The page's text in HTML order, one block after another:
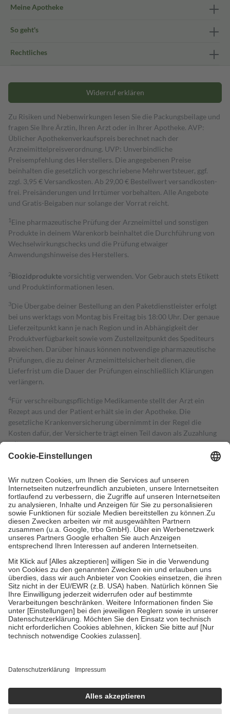
Meine Apotheke
So geht's
Rechtliches
Widerruf erklären
Zu Risiken und Nebenwirkungen lesen Sie die Packungsbeilage und
fragen Sie Ihre Ärztin, Ihren Arzt oder in Ihrer Apotheke. AVP:
Üblicher Apothekenverkaufspreis berechnet nach der
Arzneimittelpreisverordnung. UVP: Unverbindliche
Preisempfehlung des Herstellers. Die angegebenen Preise
beinhalten die gesetzlich vorgeschriebene Mehrwertsteuer, ggf.
zzgl. 3,95 € Versandkosten. Ab 29,00 € Bestell­wert versand­kosten­
frei. Preisänderungen und Irrtümer vorbehalten. Alle Angebote
und Gratis-Beigaben nur solange der Vorrat reicht.
1 Eine pharmazeutische Prüfung der Arzneimittel und sonstigen
Produkte in deinem Warenkorb beinhaltet die Durchführung von
Wechselwirkungschecks und die Prüfung etwaiger
Anwendungshinweise des Herstellers.
2Biozidproduktevorsichtig verwenden. Vor Gebrauch stets Etikett
und Produktinformationen lesen.
3Die Übergabe deiner Bestellung an den Paketdienstleister erfolgt
bei uns werktags von Montag bis Freitag bis 18:00 Uhr. Der genaue
Lieferzeitpunkt kann je nach Region und in Abhängigkeit der
Produktverfügbarkeit sowie vom Zustellzeitpunkt des Spediteurs
abweichen. Darüber hinaus können notwendige pharmazeutische
Prüfungen, die zu deiner Arzneimittelsicherheit dienen, die
Lieferfrist um die Dauer der Prüfungen einschließlich Klärungen
verlängern.
4Für verschreibungspflichtige Medikamente stellt der Arzt ein
Rezept aus und der Patient erhält sie in der Apotheke. Die
gesetzliche Krankenversicherung übernimmt in der Regel die
Kosten dafür, der Versicherte trägt einen Teil davon als Zuzahlung
mit.
Grundsätzlich leisten Mitglieder Zuzahlungen in Höhe von zehn
höchstens zehn Euro.
Es sind jedoch nie mehr als die tatsächlichen
Kosten der Leistung zu entrichten.
Diese Regeln gelten grundsätzlich auch für Online-Apotheken.
Bei Heilmitteln und häuslicher Krankenpflege beträgt die
Zuzahlung zehn Prozent der Kosten sowie zehn Euro je
Verordnung.
Um das Engagement der Versicherten für ihre eigene Gesundheit zu
stärken und die besondere Stellung der Familie zu unterstützen,
fallenkeine Zuzahlungenan bei:
• Kindern und Jugendlichen bis zum vollendeten 18. Lebensjahr
mit Ausnahme der Fahrkosten
• Untersuchungen zur Vorsorge und Früherkennung, die von der
GKV getragen werden
• empfohlenen Schutzimpfungen
• Harn- und Blutteststreifen
getroffen, um sicherzustellen, dass es sich um echte Bewertungen
https://help.etrusted.com/hc/de/articles/4419944605341
Einige Bilder und Inhalte wurden unter Zuhilfenahme künstlicher